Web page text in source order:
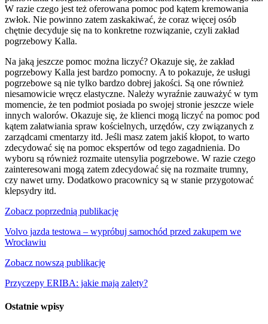
W razie czego jest też oferowana pomoc pod kątem kremowania
zwłok. Nie powinno zatem zaskakiwać, że coraz więcej osób
chętnie decyduje się na to konkretne rozwiązanie, czyli zakład
pogrzebowy Kalla.
Na jaką jeszcze pomoc można liczyć? Okazuje się, że zakład
pogrzebowy Kalla jest bardzo pomocny. A to pokazuje, że usługi
pogrzebowe są nie tylko bardzo dobrej jakości. Są one również
niesamowicie wręcz elastyczne. Należy wyraźnie zauważyć w tym
momencie, że ten podmiot posiada po swojej stronie jeszcze wiele
innych walorów. Okazuje się, że klienci mogą liczyć na pomoc pod
kątem załatwiania spraw kościelnych, urzędów, czy związanych z
zarządcami cmentarzy itd. Jeśli masz zatem jakiś kłopot, to warto
zdecydować się na pomoc ekspertów od tego zagadnienia. Do
wyboru są również rozmaite utensylia pogrzebowe. W razie czego
zainteresowani mogą zatem zdecydować się na rozmaite trumny,
czy nawet urny. Dodatkowo pracownicy są w stanie przygotować
klepsydry itd.
Nawigacja
wpisu
Zobacz poprzednią publikację
Volvo jazda testowa – wypróbuj samochód przed zakupem we
Wrocławiu
Zobacz nowszą publikację
Przyczepy ERIBA: jakie mają zalety?
Ostatnie wpisy